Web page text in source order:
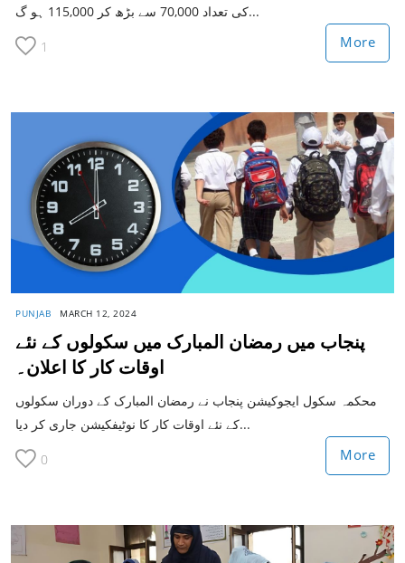
کی تعداد 70,000 سے بڑھ کر 115,000 ہو گ...
1 More
PUNJAB MARCH 12, 2024
پنجاب میں رمضان المبارک میں سکولوں کے نئے
اوقات کار کا اعلان۔
محکمہ سکول ایجوکیشن پنجاب نے رمضان المبارک کے دوران سکولوں
کے نئے اوقات کار کا نوٹیفکیشن جاری کر دیا...
0 More